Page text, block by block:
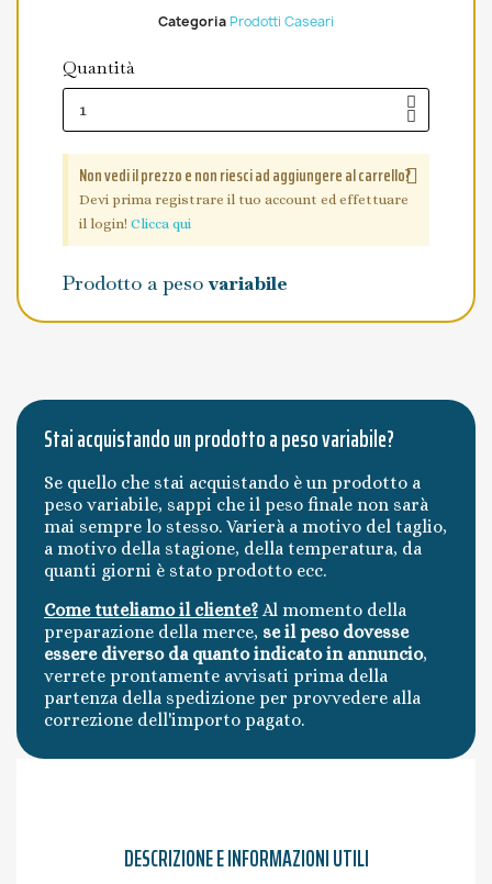
CategoriaProdotti Caseari
Quantità
Non vedi il prezzo e non riesci ad aggiungere al carrello?
Devi prima registrare il tuo account ed effettuare
il login! Clicca qui
Prodotto a pesovariabile
Stai acquistando un prodotto a peso variabile?
Se quello che stai acquistando è un prodotto a
peso variabile, sappi che il peso finale non sarà
mai sempre lo stesso. Varierà a motivo del taglio,
a motivo della stagione, della temperatura, da
quanti giorni è stato prodotto ecc.
Come tuteliamo il cliente? Al momento della
preparazione della merce, se il peso dovesse
essere diverso da quanto indicato in annuncio,
verrete prontamente avvisati prima della
partenza della spedizione per provvedere alla
correzione dell'importo pagato.
DESCRIZIONE E INFORMAZIONI UTILI